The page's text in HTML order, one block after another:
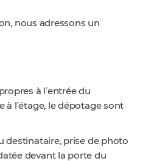
nous adressons un
à lʼentrée du
à lʼétage, le dépotage sont
destinataire, prise de photo
devant la porte du